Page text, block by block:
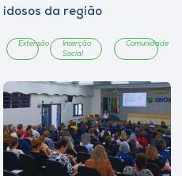
idosos da região
Extensão
Inserção
Social
Comunidade